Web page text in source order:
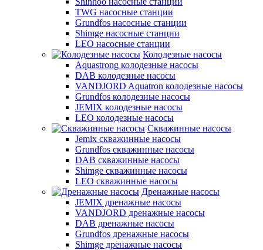
TWG насосные станции
Grundfos насосные станции
Shimge насосные станции
LEO насосные станции
Колодезные насосы
Aquastrong колодезные насосы
DAB колодезные насосы
VANDJORD Aquatron колодезные насосы
Grundfos колодезные насосы
JEMIX колодезные насосы
LEO колодезные насосы
Скважинные насосы
Jemix cкважинные насосы
Grundfos скважинные насосы
DAB скважинные насосы
Shimge скважинные насосы
LEO скважинные насосы
Дренажные насосы
JEMIX дренажные насосы
VANDJORD дренажные насосы
DAB дренажные насосы
Grundfos дренажные насосы
Shimge дренажные насосы